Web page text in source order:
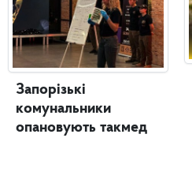
Запорізькі
комунальники
опановують такмед